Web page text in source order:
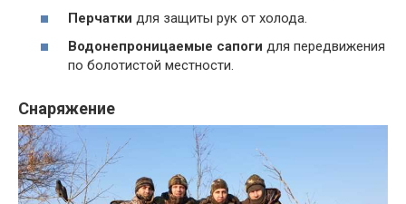
Перчатки для защиты рук от холода.
Водонепроницаемые сапоги для передвижения
по болотистой местности.
Снаряжение